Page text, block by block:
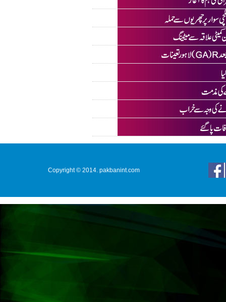
Copyright © 2014. pakbanint.com